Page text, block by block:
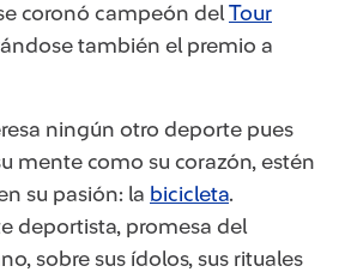
coronó campeón del Tour
también el premio a
ningún otro deporte pues
mente como su corazón, estén
su pasión: la bicicleta.
deportista, promesa del
sobre sus ídolos, sus rituales